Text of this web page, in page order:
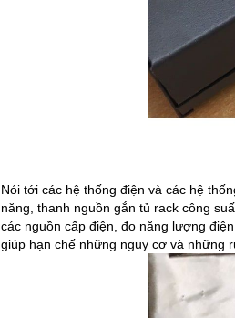
Nói tới các hệ thống điện và các hệ
năng, thanh nguồn gắn tủ rack công
các nguồn cấp điện, đo năng lượng
giúp hạn chế những nguy cơ và những